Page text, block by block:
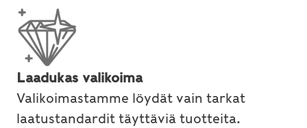
Laadukas valikoima
Valikoimastamme löydät vain tarkat
laatustandardit täyttäviä tuotteita.